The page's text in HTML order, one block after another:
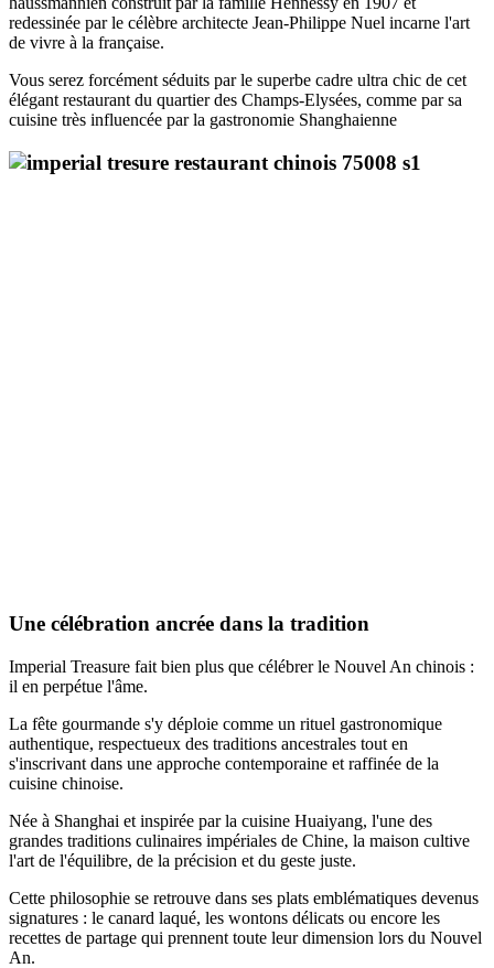
redessinée par le célèbre architecte Jean-Philippe Nuel incarne l'art
de vivre à la française.
Vous serez forcément séduits par le superbe cadre ultra chic de cet
élégant restaurant du quartier des Champs-Elysées, comme par sa
cuisine très influencée par la gastronomie Shanghaienne
Une célébration ancrée dans la tradition
Imperial Treasure fait bien plus que célébrer le Nouvel An chinois :
il en perpétue l'âme.
La fête gourmande s'y déploie comme un rituel gastronomique
authentique, respectueux des traditions ancestrales tout en
s'inscrivant dans une approche contemporaine et raffinée de la
cuisine chinoise.
Née à Shanghai et inspirée par la cuisine Huaiyang, l'une des
grandes traditions culinaires impériales de Chine, la maison cultive
l'art de l'équilibre, de la précision et du geste juste.
Cette philosophie se retrouve dans ses plats emblématiques devenus
signatures : le canard laqué, les wontons délicats ou encore les
recettes de partage qui prennent toute leur dimension lors du Nouvel
An.